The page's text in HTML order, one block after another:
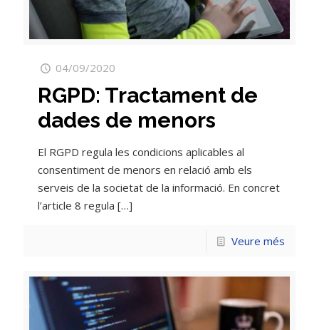
04/09/2020
RGPD: Tractament de
dades de menors
El RGPD regula les condicions aplicables al
consentiment de menors en relació amb els
serveis de la societat de la informació. En concret
l’article 8 regula […]
Veure més